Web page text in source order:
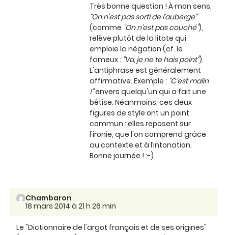
Très bonne question ! À mon sens,
"On n'est pas sorti de l'auberge"
(comme "On n'est pas couché"),
relève plutôt de la litote qui
emploie la négation (cf. le
fameux : "Va, je ne te hais point").
L'antiphrase est généralement
affirmative. Exemple : "C'est malin
!"envers quelqu'un qui a fait une
bêtise. Néanmoins, ces deux
figures de style ont un point
commun : elles reposent sur
l'ironie, que l'on comprend grâce
au contexte et à l’intonation.
Bonne journée ! :-)
Chambaron
18 mars 2014 à 21 h 26 min
Le "Dictionnaire de l'argot français et de ses origines"